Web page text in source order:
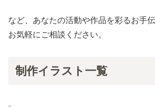
など、あなたの活動や作品を彩るお手
お気軽にご相談ください。
制作イラスト一覧